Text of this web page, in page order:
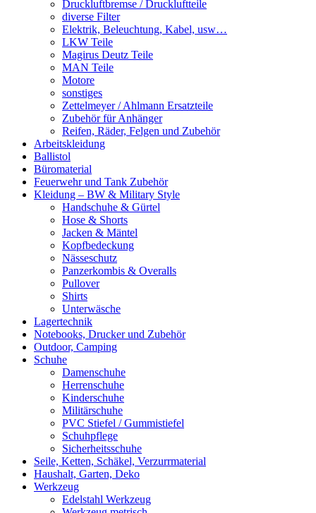
Druckluftbremse / Druckluftteile
diverse Filter
Elektrik, Beleuchtung, Kabel, usw…
LKW Teile
Magirus Deutz Teile
MAN Teile
Motore
sonstiges
Zettelmeyer / Ahlmann Ersatzteile
Zubehör für Anhänger
Reifen, Räder, Felgen und Zubehör
Arbeitskleidung
Ballistol
Büromaterial
Feuerwehr und Tank Zubehör
Kleidung – BW & Military Style
Handschuhe & Gürtel
Hose & Shorts
Jacken & Mäntel
Kopfbedeckung
Nässeschutz
Panzerkombis & Overalls
Pullover
Shirts
Unterwäsche
Lagertechnik
Notebooks, Drucker und Zubehör
Outdoor, Camping
Schuhe
Damenschuhe
Herrenschuhe
Kinderschuhe
Militärschuhe
PVC Stiefel / Gummistiefel
Schuhpflege
Sicherheitsschuhe
Seile, Ketten, Schäkel, Verzurrmaterial
Haushalt, Garten, Deko
Werkzeug
Edelstahl Werkzeug